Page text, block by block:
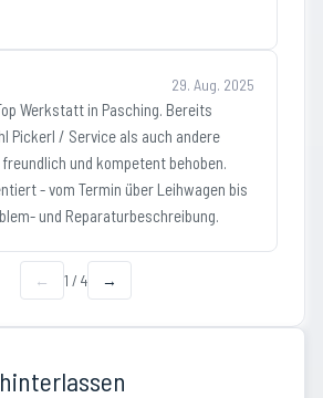
29. Aug. 2025
Werkstatt in Pasching. Bereits
Pickerl / Service als auch andere
und kompetent behoben.
- vom Termin über Leihwagen bis
und Reparaturbeschreibung.
← 1 / 4 →